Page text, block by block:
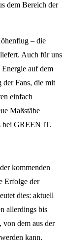
dem Bereich der
– die
Auch für uns
auf dem
der Fans, die mit
einfach
Maßstäbe
bei GREEN IT.
kommenden
Erfolge der
dies: aktuell
allerdings bis
von dem aus der
kann.